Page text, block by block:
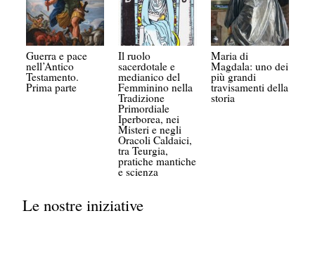
Guerra e pace
nell’Antico
Testamento.
Prima parte
Il ruolo
sacerdotale e
medianico del
Femminino nella
Tradizione
Primordiale
Iperborea, nei
Misteri e negli
Oracoli Caldaici,
tra Teurgia,
pratiche mantiche
e scienza
Maria di
Magdala: uno dei
più grandi
travisamenti della
storia
Le nostre iniziative